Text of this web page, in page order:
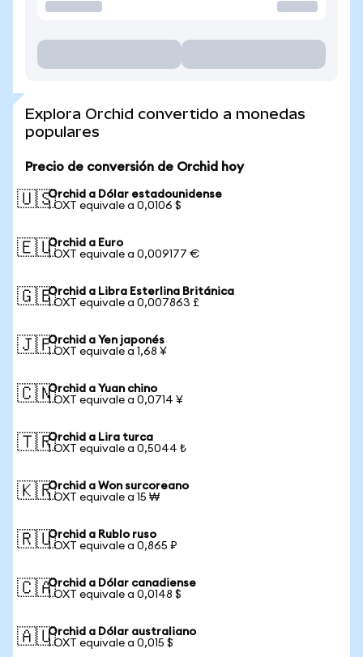
Explora Orchid convertido a monedas
populares
Precio de conversión de Orchid hoy
🇺🇸Orchid a Dólar estadounidense
1 OXT equivale a 0,0106 $
🇪🇺Orchid a Euro
1 OXT equivale a 0,009177 €
🇬🇧Orchid a Libra Esterlina Británica
1 OXT equivale a 0,007863 £
🇯🇵Orchid a Yen japonés
1 OXT equivale a 1,68 ¥
🇨🇳Orchid a Yuan chino
1 OXT equivale a 0,0714 ¥
🇹🇷Orchid a Lira turca
1 OXT equivale a 0,5044 ₺
🇰🇷Orchid a Won surcoreano
1 OXT equivale a 15 ₩
🇷🇺Orchid a Rublo ruso
1 OXT equivale a 0,865 ₽
🇨🇦Orchid a Dólar canadiense
1 OXT equivale a 0,0148 $
🇦🇺Orchid a Dólar australiano
1 OXT equivale a 0,015 $